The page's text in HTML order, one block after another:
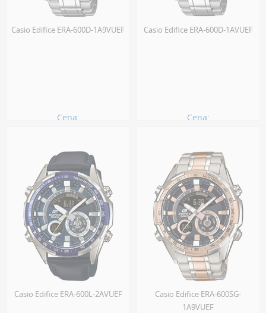
Casio Edifice ERA-600D-1A9VUEF
Cena:
Casio Edifice ERA-600D-1AVUEF
Cena:
Casio Edifice ERA-600L-2AVUEF
Casio Edifice ERA-600SG-
1A9VUEF